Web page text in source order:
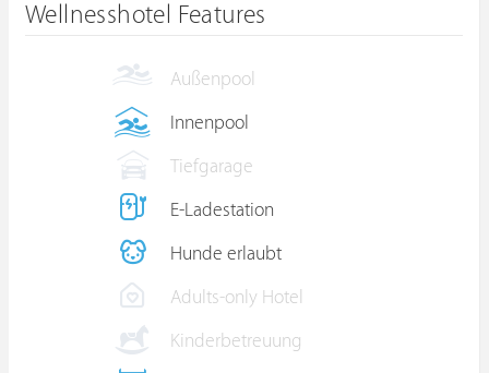
Wellnesshotel Features
Außenpool
Innenpool
Tiefgarage
E-Ladestation
Hunde erlaubt
Adults-only Hotel
Kinderbetreuung